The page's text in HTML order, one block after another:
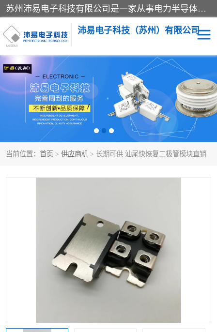
苏州沛易电子科技有限公司是一家从事电力半导体器件和电子元器件的专业代理及分销商，产品包括：IGBT模块、IPM模块、PIM模块、二极管、三极管、可控硅、整流桥、IGBT单管、IGBT电路驱动板、GTR达林顿模块、快恢复二极管、肖特基二极管、熔断器、IC集成电路、快速熔断器等。
沛易电子科技（苏州）有限公司
当前位置： 首页 > 供应商机 > 长期可供 汕尾快恢复二极管模块直销
西门康 英飞凌
快恢复二极管 英飞凌IGBT模块
英飞凌可控硅模块 IXYS艾赛斯可控硅
SEMIKRON西门康IGBT SEMIKRON西门康可控硅
模块
SEMIKRON西门康二极管 BUSSMANN巴斯曼熔断